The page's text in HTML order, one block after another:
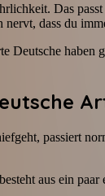
Das
dass du
Deutsche
passiert
aus ein paar